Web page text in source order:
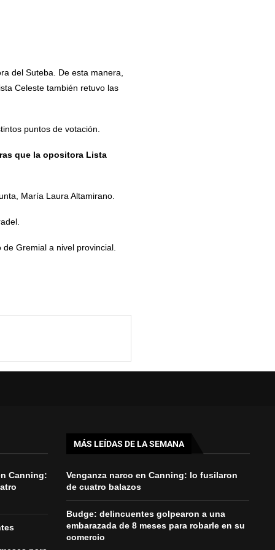
del Suteba. De esta manera,
Celeste también retuvo las
puntos de votación.
que la opositora Lista
María Laura Altamirano.
Gremial a nivel provincial.
Canning:
MÁS LEÍDAS DE LA SEMANA
Venganza narco en Canning: lo fusilaron
de cuatro balazos
Budge: delincuentes golpearon a una
embarazada de 8 meses para robarle en su
comercio